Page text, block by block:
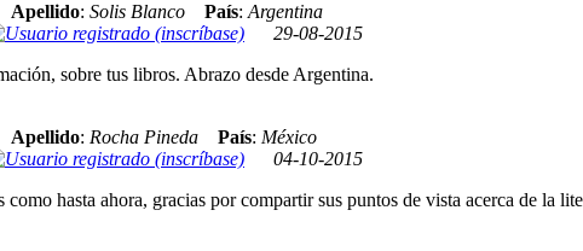
Apellido: Solis Blanco País:Argentina
29-08-2015
sobre tus libros. Abrazo desde Argentina.
Apellido: Rocha Pineda País: México
04-10-2015
hasta ahora, gracias por compartir sus puntos de vista acerca de la